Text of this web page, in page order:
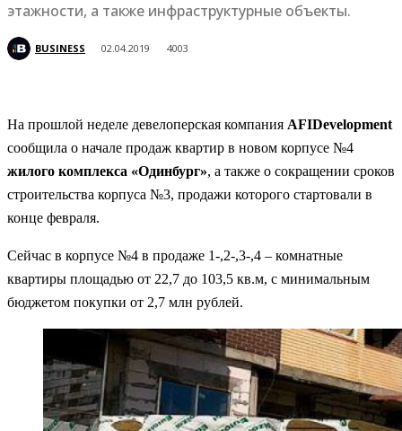
этажности, а также инфраструктурные объекты.
BUSINESS 02.04.2019 4003
На прошлой неделе девелоперская компания AFIDevelopment
сообщила о начале продаж квартир в новом корпусе №4
жилого комплекса «Одинбург», а также о сокращении сроков
строительства корпуса №3, продажи которого стартовали в
конце февраля.
Сейчас в корпусе №4 в продаже 1-,2-,3-,4 – комнатные
квартиры площадью от 22,7 до 103,5 кв.м, с минимальным
бюджетом покупки от 2,7 млн рублей.